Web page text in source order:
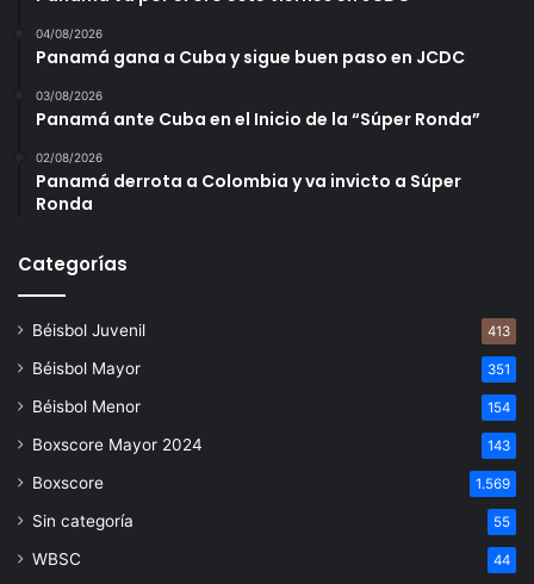
04/08/2026
Panamá gana a Cuba y sigue buen paso en JCDC
03/08/2026
Panamá ante Cuba en el Inicio de la “Súper Ronda”
02/08/2026
Panamá derrota a Colombia y va invicto a Súper
Ronda
Categorías
Béisbol Juvenil 413
Béisbol Mayor 351
Béisbol Menor 154
Boxscore Mayor 2024 143
Boxscore 1.569
Sin categoría 55
WBSC 44